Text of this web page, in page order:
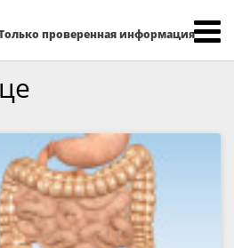
проверенная информация